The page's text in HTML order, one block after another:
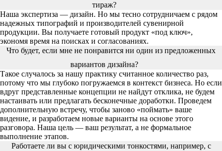
тираж?
Наша экспертиза — дизайн. Но мы тесно сотрудничаем с рядом
надежных типографий и производителей сувенирной
продукции. Вы получаете готовый продукт «под ключ»,
экономя время на поисках и согласованиях.
Что будет, если мне не понравится ни один из предложенных
вариантов дизайна?
Такое случалось за нашу практику считанное количество раз,
потому что мы глубоко погружаемся в контекст бизнеса. Но если
вдруг представленные концепции не найдут отклика, не будем
настаивать или предлагать бесконечные доработки. Проведем
дополнительную встречу, чтобы заново «поймать» ваше
видение, и разработаем новые варианты на основе этого
разговора. Наша цель — ваш результат, а не формальное
выполнение этапов.
Работаете ли вы с юридическими тонкостями, например, с